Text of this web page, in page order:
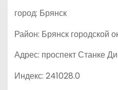
город: Брянск
Район: Брянск городской
Адрес: проспект Станке
Индекс: 241028.0